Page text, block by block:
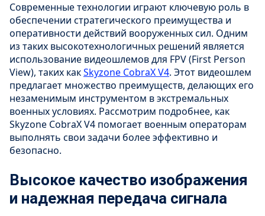
Современные технологии играют ключевую роль в
обеспечении стратегического преимущества и
оперативности действий вооруженных сил. Одним
из таких высокотехнологичных решений является
использование видеошлемов для FPV (First Person
View), таких какSkyzone CobraX V4. Этот видеошлем
предлагает множество преимуществ, делающих его
незаменимым инструментом в экстремальных
военных условиях. Рассмотрим подробнее, как
Skyzone CobraX V4 помогает военным операторам
выполнять свои задачи более эффективно и
безопасно.
Высокое качество изображения
и надежная передача сигнала